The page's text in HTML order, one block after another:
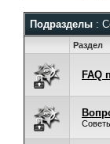
Подразделы :
Раздел
FAQ